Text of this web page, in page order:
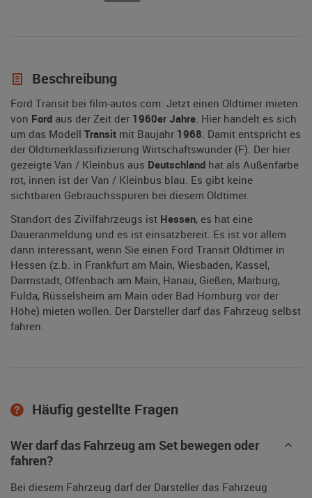
Beschreibung
Ford Transit bei film-autos.com: Jetzt einen Oldtimer mieten
von Ford aus der Zeit der 1960er Jahre. Hier handelt es sich
um das Modell Transit mit Baujahr 1968. Damit entspricht es
der Oldtimerklassifizierung Wirtschaftswunder (F). Der hier
gezeigte Van / Kleinbus aus Deutschland hat als Außenfarbe
rot, innen ist der Van / Kleinbus blau. Es gibt keine
sichtbaren Gebrauchsspuren bei diesem Oldtimer.
Standort des Zivilfahrzeugs ist Hessen, es hat eine
Daueranmeldung und es ist einsatzbereit. Es ist vor allem
dann interessant, wenn Sie einen Ford Transit Oldtimer in
Hessen (z.b. in Frankfurt am Main, Wiesbaden, Kassel,
Darmstadt, Offenbach am Main, Hanau, Gießen, Marburg,
Fulda, Rüsselsheim am Main oder Bad Homburg vor der
Höhe) mieten wollen. Der Darsteller darf das Fahrzeug selbst
fahren.
Häufig gestellte Fragen
Wer darf das Fahrzeug am Set bewegen oder
fahren?
Bei diesem Fahrzeug darf der Darsteller das Fahrzeug